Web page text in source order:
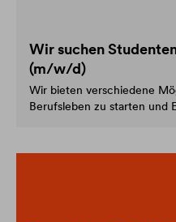
Wir suchen
(m/w/d)
Wir bieten verschiedene
Berufsleben zu starten und